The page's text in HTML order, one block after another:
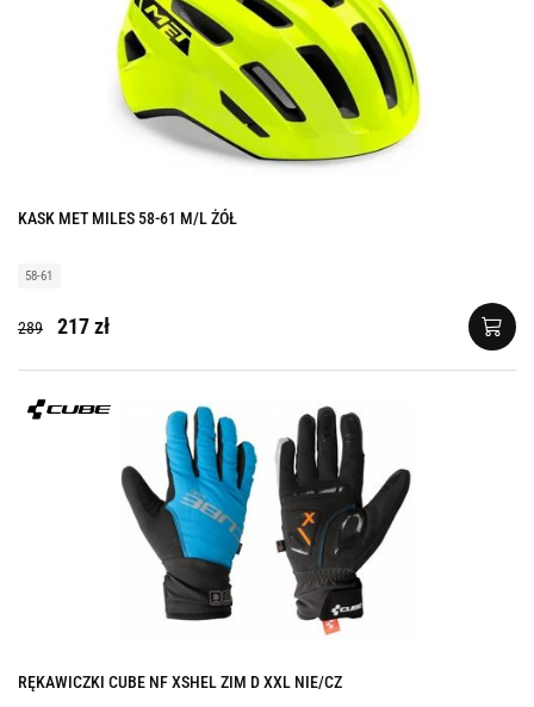
KASK MET MILES 58-61 M/L ŻÓŁ
58-61
289 217 zł
RĘKAWICZKI CUBE NF XSHEL ZIM D XXL NIE/CZ